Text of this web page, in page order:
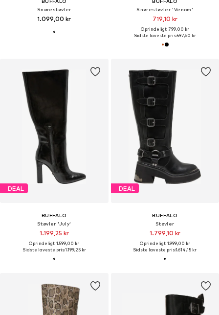
BUFFALO
Snørestøvler
1.099,00 kr
BUFFALO
Snørestøvler 'Venom'
719,10 kr
Oprindeligt: 799,00 kr
Sidste laveste pris:597,60 kr
DEAL
BUFFALO
Støvler 'July'
1.199,25 kr
Oprindeligt: 1.599,00 kr
Sidste laveste pris:1.199,25 kr
DEAL
BUFFALO
Støvler
1.799,10 kr
Oprindeligt: 1.999,00 kr
Sidste laveste pris:1.614,15 kr